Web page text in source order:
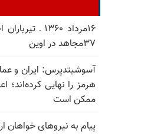
۱۶مرداد ۱۳۶۰
۳۷مجاهد در اوین
آسوشیتدپرس: ایران و
هرمز را نهایی کرده‌اند؛
ممکن است
پیام به نیروهای خواهان ارتباط -